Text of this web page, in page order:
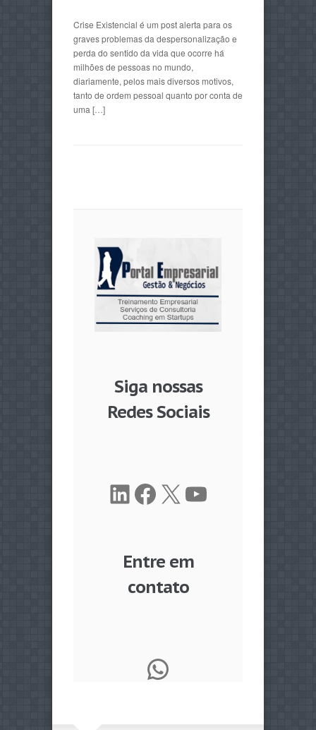
Crise Existencial é um post alerta para os
graves problemas da despersonalização e
perda do sentido da vida que ocorre há
milhões de pessoas no mundo,
diariamente, pelos mais diversos motivos,
tanto de ordem pessoal quanto por conta de
uma […]
Siga nossas
Redes Sociais
LinkedIn
Facebook
X Youtube
Entre em
contato
WhatsApp